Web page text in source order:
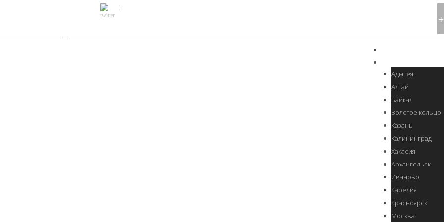
Адыгея
Алтай
Байкал
Золотое кольцо
Казань
Калининград
Хакасия
Архангельск
Иваново
Карелия
Красноярск
Москва